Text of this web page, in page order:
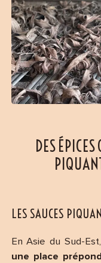
DES
LES SAUCES
En Asie du Sud-Est,
une place